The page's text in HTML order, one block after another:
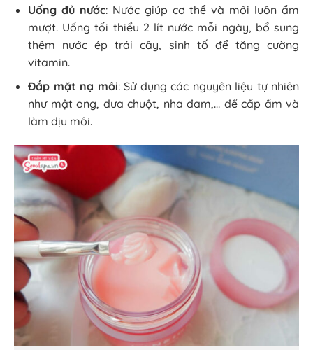
Uống đủ nước: Nước giúp cơ thể và môi luôn ẩm
mượt. Uống tối thiểu 2 lít nước mỗi ngày, bổ sung
thêm nước ép trái cây, sinh tố để tăng cường
vitamin.
Đắp mặt nạ môi: Sử dụng các nguyên liệu tự nhiên
như mật ong, dưa chuột, nha đam,… để cấp ẩm và
làm dịu môi.